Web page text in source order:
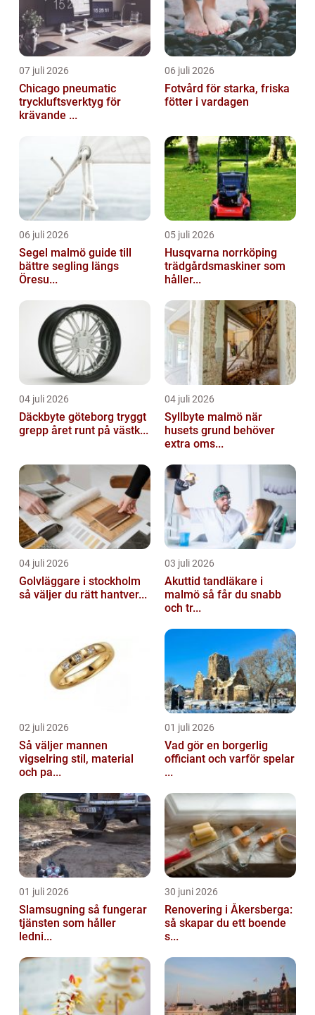
07 juli 2026
Chicago pneumatic
tryckluftsverktyg för
krävande ...
06 juli 2026
Fotvård för starka, friska
fötter i vardagen
06 juli 2026
Segel malmö guide till
bättre segling längs
Öresu...
05 juli 2026
Husqvarna norrköping
trädgårdsmaskiner som
håller...
04 juli 2026
Däckbyte göteborg tryggt
grepp året runt på västk...
04 juli 2026
Syllbyte malmö när
husets grund behöver
extra oms...
04 juli 2026
Golvläggare i stockholm
så väljer du rätt hantver...
03 juli 2026
Akuttid tandläkare i
malmö så får du snabb
och tr...
02 juli 2026
Så väljer mannen
vigselring stil, material
och pa...
01 juli 2026
Vad gör en borgerlig
officiant och varför spelar
...
01 juli 2026
Slamsugning så fungerar
tjänsten som håller
ledni...
30 juni 2026
Renovering i Åkersberga:
så skapar du ett boende
s...